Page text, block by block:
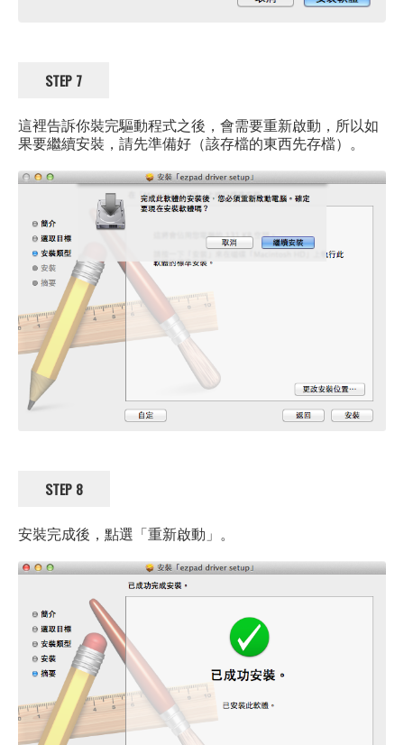
STEP 7
這裡告訴你裝完驅動程式之後，會需要重新啟動，所以如
果要繼續安裝，請先準備好（該存檔的東西先存檔）。
STEP 8
安裝完成後，點選「重新啟動」。